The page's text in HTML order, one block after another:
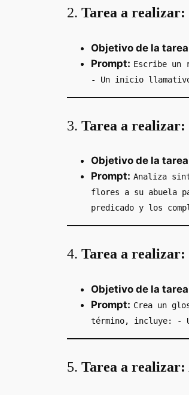
2. Tarea a realizar:
Objetivo de la
Prompt: Escribe un
- Un inicio
3. Tarea a realizar:
Objetivo de la
Prompt: Analiza
flores a su abuela
predicado y los
4. Tarea a realizar:
Objetivo de la
Prompt: Crea un
término, incluye: -
5. Tarea a realizar: